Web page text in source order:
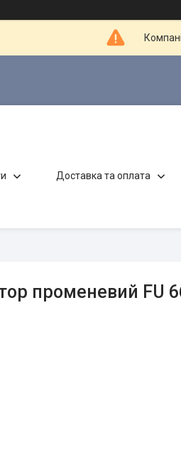
Доставка та оплата
променевий FU